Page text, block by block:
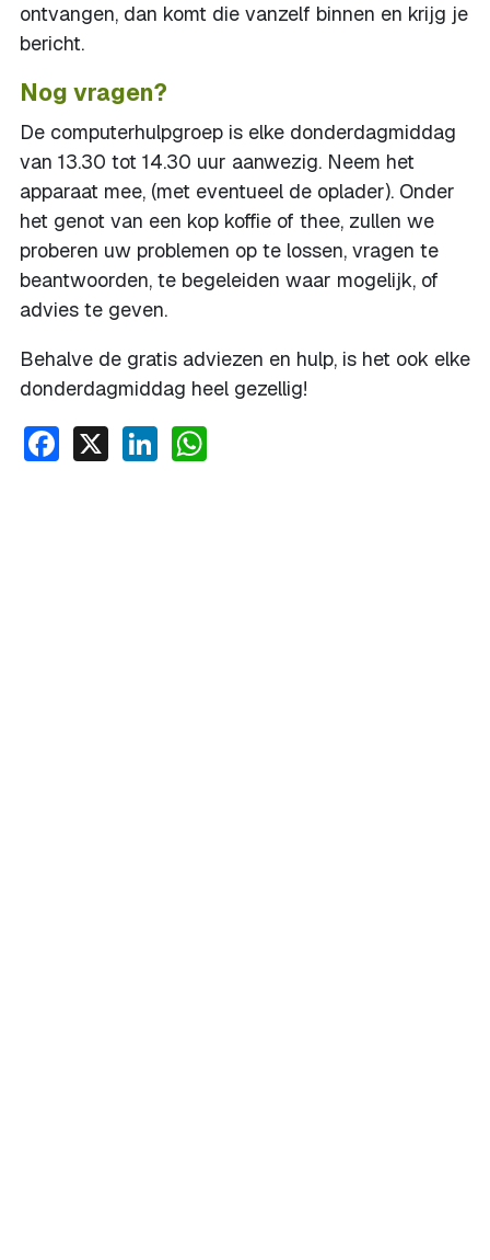
ontvangen, dan komt die vanzelf binnen en krijg je
bericht.
Nog vragen?
De computerhulpgroep is elke donderdagmiddag
van 13.30 tot 14.30 uur aanwezig. Neem het
apparaat mee, (met eventueel de oplader). Onder
het genot van een kop koffie of thee, zullen we
proberen uw problemen op te lossen, vragen te
beantwoorden, te begeleiden waar mogelijk, of
advies te geven.
Behalve de gratis adviezen en hulp, is het ook elke
donderdagmiddag heel gezellig!
Facebook
X LinkedIn